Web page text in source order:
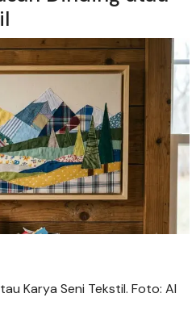
Karya Seni Tekstil. Foto: AI